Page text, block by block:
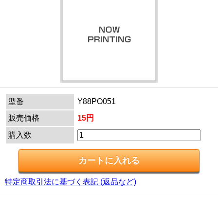
型番
Y88PO051
販売価格
15円
購入数
特定商取引法に基づく表記 (返品など)